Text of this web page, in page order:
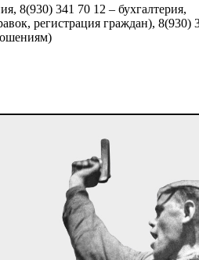
8(930) 341 70 12 – бухгалтерия,
регистрация граждан), 8(930)